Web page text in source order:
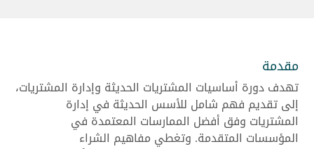
مقدمة
تهدف دورة أساسيات المشتريات الحديثة وإدارة المشتريات،
إلى تقديم فهم شامل للأسس الحديثة في إدارة
المشتريات وفق أفضل الممارسات المعتمدة في
المؤسسات المتقدمة. وتغطي مفاهيم الشراء